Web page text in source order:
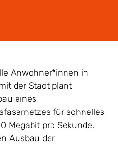
Anwohner*innen in
der Stadt plant
eines
für schnelles
Megabit pro Sekunde.
Ausbau der